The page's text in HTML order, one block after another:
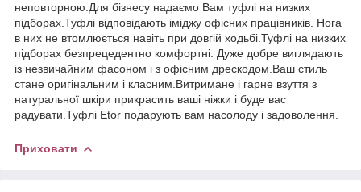
неповторною.Для бізнесу надаємо Вам туфлі на низких
підборах.Туфлі відповідають іміджу офісних працівників. Нога
в них не втомлюється навіть при довгій ходьбі.Туфлі на низких
підборах безпрецедентно комфортні. Дуже добре виглядають
із незвичайним фасоном і з офісним дрескодом.Ваш стиль
стане оригінальним і класним.Витримане і гарне взуття з
натуральної шкіри прикрасить ваші ніжки і буде вас
радувати.Туфлі Etor подарують вам насолоду і задоволення.
Приховати